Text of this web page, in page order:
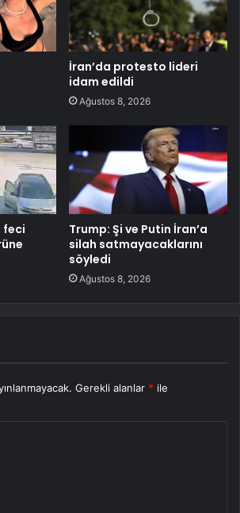
İran’da protesto lideri
idam edildi
Ağustos 8, 2026
feci
Trump: Şi ve Putin İran’a
silah satmayacaklarını
söyledi
Ağustos 8, 2026
Gerekli alanlar * ile